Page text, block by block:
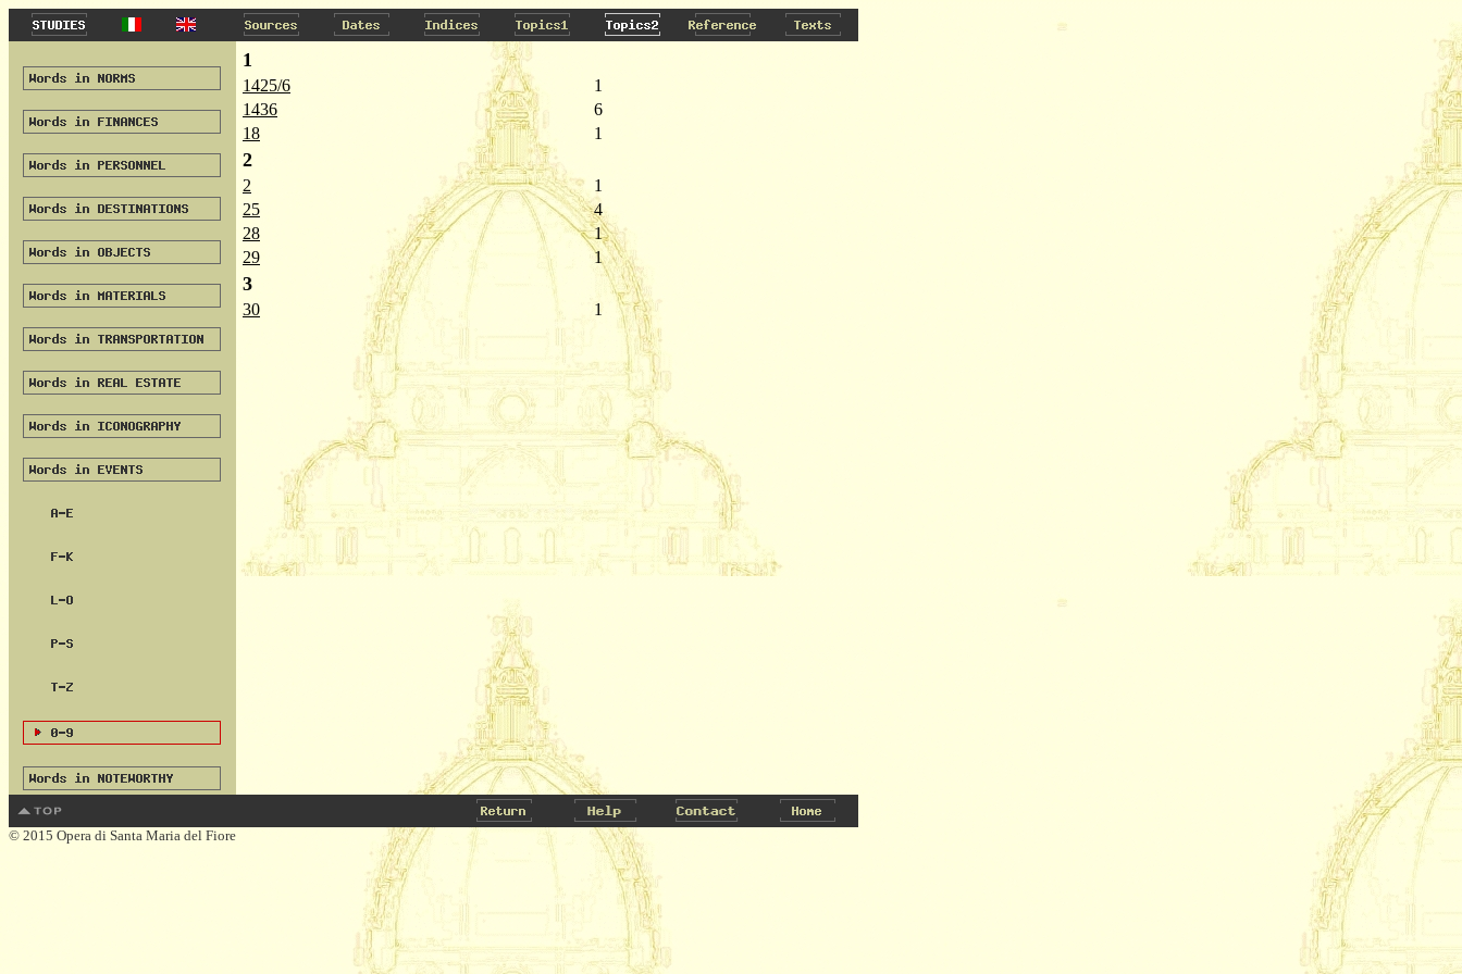
1
1425/6
1
1436
6
18
1
2
2
1
25
4
28
1
29
1
3
30 1
© 2015 Opera di Santa Maria del Fiore